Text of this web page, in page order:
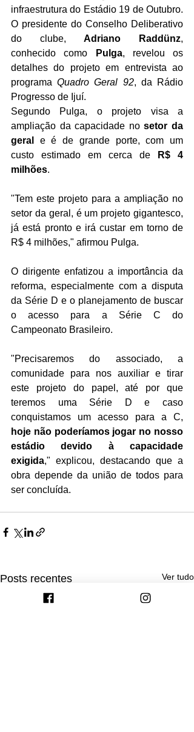
infraestrutura do Estádio 19 de Outubro.
O presidente do Conselho Deliberativo
do clube, Adriano Raddünz,
conhecido como
Pulga, revelou os
detalhes do projeto em entrevista ao
programa Quadro Geral 92, da Rádio
Progresso de Ijuí.
Segundo Pulga, o projeto visa a
ampliação da capacidade no setor da
geral
e é de grande porte, com um
custo estimado em cerca de
R$ 4
milhões.
"Tem este projeto para a ampliação no
setor da geral, é um projeto gigantesco,
já está pronto e irá custar em torno de
R$ 4 milhões," afirmou Pulga.
O dirigente enfatizou a importância da
reforma, especialmente com a disputa
da Série D e o planejamento de buscar
o acesso para a Série C do
Campeonato Brasileiro.
"Precisaremos do associado, a
comunidade para nos auxiliar e tirar
este projeto do papel, até por que
teremos uma Série D e caso
hoje não poderíamos jogar no nosso
estádio devido à capacidade
exigida," explicou, destacando que a
obra depende da união de todos para
ser concluída.
Posts recentes Ver tudo